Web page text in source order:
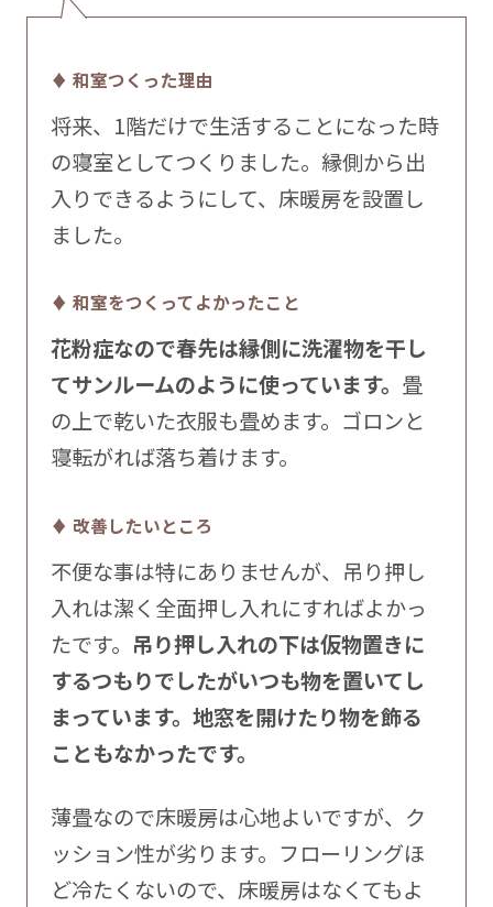
♦ 和室つくった理由
将来、1階だけで生活することになった時
の寝室としてつくりました。縁側から出
入りできるようにして、床暖房を設置し
ました。
♦ 和室をつくってよかったこと
花粉症なので春先は縁側に洗濯物を干し
てサンルームのように使っています。 畳
の上で乾いた衣服も畳めます。ゴロンと
寝転がれば落ち着けます。
♦ 改善したいところ
不便な事は特にありませんが、吊り押し
入れは潔く全面押し入れにすればよかっ
たです。 吊り押し入れの下は仮物置きに
するつもりでしたがいつも物を置いてし
まっています。地窓を開けたり物を飾る
こともなかったです。
薄畳なので床暖房は心地よいですが、ク
ッション性が劣ります。フローリングほ
ど冷たくないので、床暖房はなくてもよ